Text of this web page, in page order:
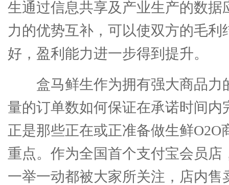
生通过信息共享及产业生产的数据
力的优势互补，可以使双方的毛利
好，盈利能力进一步得到提升。
盒马鲜生作为拥有强大商品力
量的订单数如何保证在承诺时间内
正是那些正在或正准备做生鲜O2O
重点。作为全国首个支付宝会员店
一举一动都被大家所关注，店内售